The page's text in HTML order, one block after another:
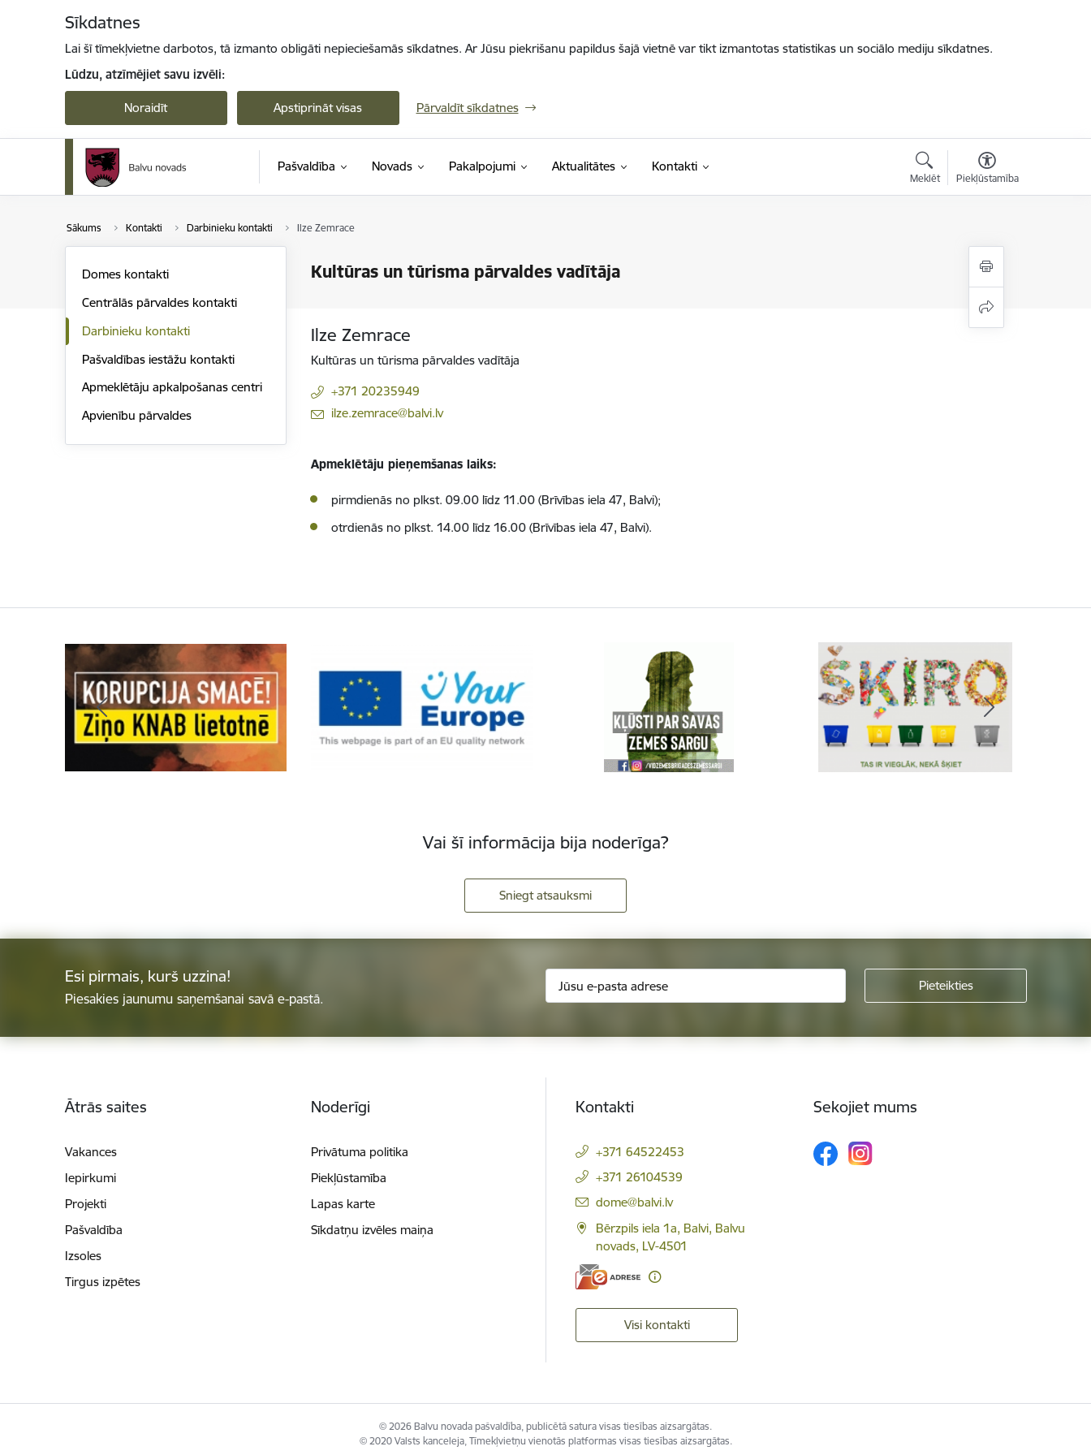
Sīkdatnes
Lai šī tīmekļvietne darbotos, tā izmanto obligāti nepieciešamās sīkdatnes. Ar Jūsu piekrišanu papildus šajā vietnē var tikt izmantotas statistikas un sociālo mediju sīkdatnes.
Lūdzu, atzīmējiet savu izvēli:
Noraidīt Apstiprināt visas Pārvaldīt sīkdatnes
Pašvaldība Novads Pakalpojumi Aktualitātes Kontakti
Meklēt Piekļūstamība
Sākums Kontakti Darbinieku kontakti Ilze Zemrace
Kultūras un tūrisma pārvaldes vadītāja
Domes kontakti
Centrālās pārvaldes kontakti
Darbinieku kontakti
Pašvaldības iestāžu kontakti
Apmeklētāju apkalpošanas centri
Apvienību pārvaldes
Ilze Zemrace
Kultūras un tūrisma pārvaldes vadītāja
+371 20235949
E-pasts:ilze.zemrace@balvi.lv
Apmeklētāju pieņemšanas laiks:
pirmdienās no plkst. 09.00 līdz 11.00 (Brīvības iela 47, Balvi);
otrdienās no plkst. 14.00 līdz 16.00 (Brīvības iela 47, Balvi).
Vai šī informācija bija noderīga?
Sniegt atsauksmi
Esi pirmais, kurš uzzina!
Piesakies jaunumu saņemšanai savā e-pastā.
Ātrās saites
Vakances
Iepirkumi
Projekti
Pašvaldība
Izsoles
Tirgus izpētes
Noderīgi
Privātuma politika
Piekļūstamība
Lapas karte
Sīkdatņu izvēles maiņa
Kontakti
+371 64522453
+371 26104539
E-pasts:
dome@balvi.lv
Bērzpils iela 1a, Balvi, Balvu
novads, LV-4501
Visi kontakti
Sekojiet mums
© 2026 Balvu novada pašvaldība, publicētā satura visas tiesības aizsargātas.
© 2020 Valsts kanceleja, Tīmekļvietņu vienotās platformas visas tiesības aizsargātas.